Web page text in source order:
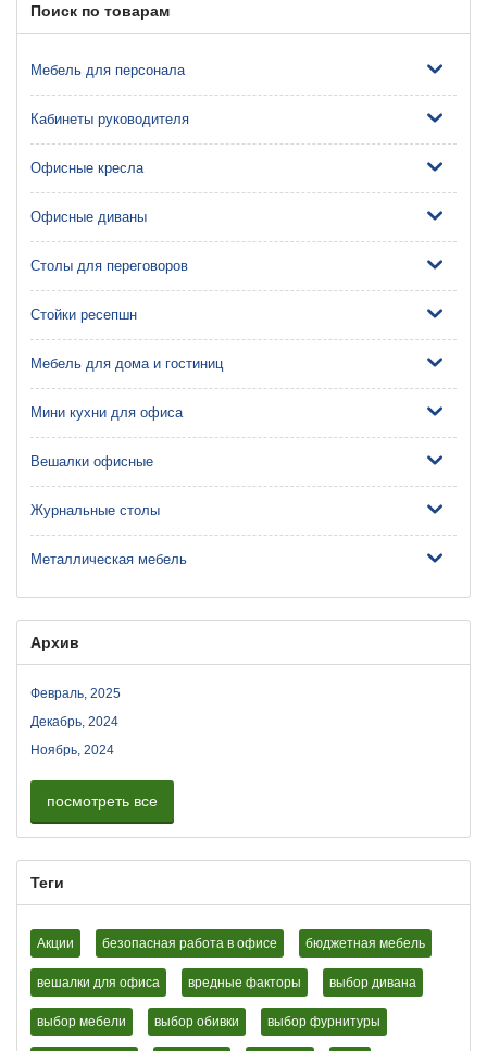
Поиск по товарам
Мебель для персонала
Кабинеты руководителя
Офисные кресла
Офисные диваны
Столы для переговоров
Стойки ресепшн
Мебель для дома и гостиниц
Мини кухни для офиса
Вешалки офисные
Журнальные столы
Металлическая мебель
Архив
Февраль, 2025
Декабрь, 2024
Ноябрь, 2024
посмотреть все
Теги
Акции безопасная работа в офисе бюджетная мебель
вешалки для офиса вредные факторы выбор дивана
выбор мебели выбор обивки выбор фурнитуры